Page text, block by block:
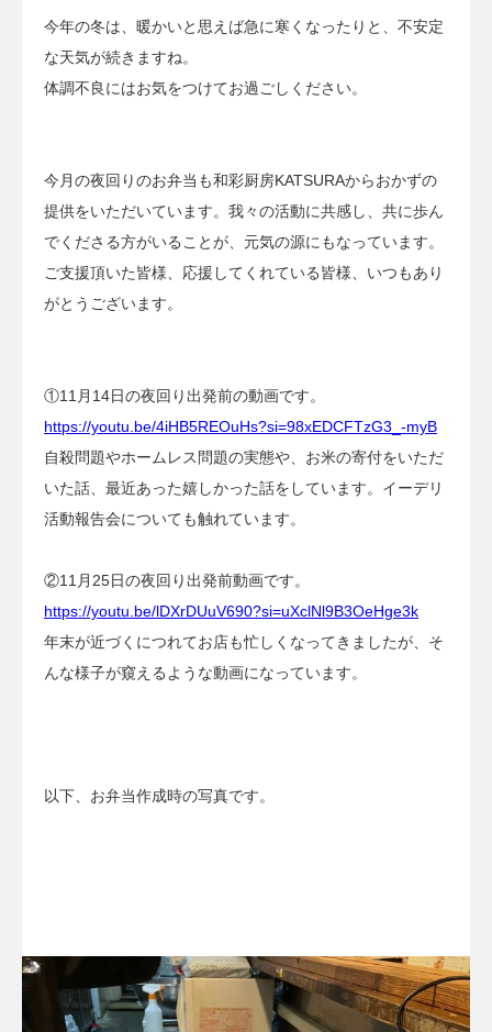
今年の冬は、暖かいと思えば急に寒くなったりと、不安定
な天気が続きますね。
体調不良にはお気をつけてお過ごしください。
今月の夜回りのお弁当も和彩厨房KATSURAからおかずの
提供をいただいています。我々の活動に共感し、共に歩ん
でくださる方がいることが、元気の源にもなっています。
ご支援頂いた皆様、応援してくれている皆様、いつもあり
がとうございます。
①11月14日の夜回り出発前の動画です。
https://youtu.be/4iHB5REOuHs?si=98xEDCFTzG3_-myB
自殺問題やホームレス問題の実態や、お米の寄付をいただ
いた話、最近あった嬉しかった話をしています。イーデリ
活動報告会についても触れています。
②11月25日の夜回り出発前動画です。
https://youtu.be/lDXrDUuV690?si=uXclNl9B3OeHge3k
年末が近づくにつれてお店も忙しくなってきましたが、そ
んな様子が窺えるような動画になっています。
以下、お弁当作成時の写真です。